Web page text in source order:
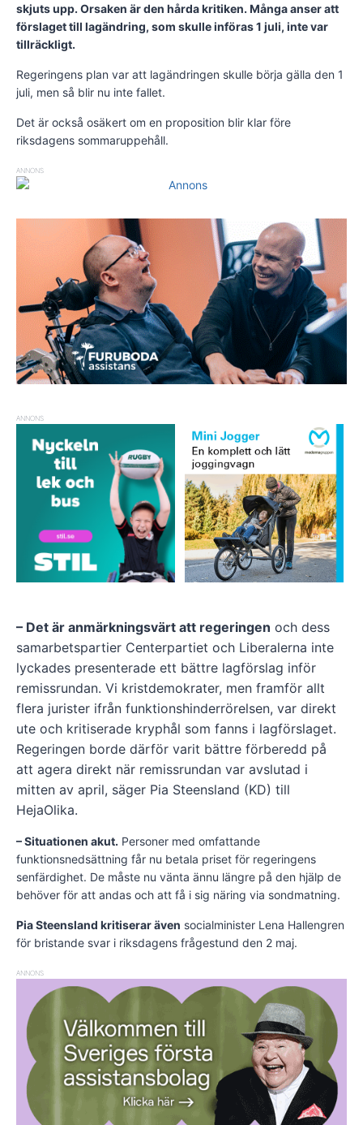
skjuts upp. Orsaken är den hårda kritiken. Många anser att
förslaget till lagändring, som skulle införas 1 juli, inte var
tillräckligt.
Regeringens plan var att lagändringen skulle börja gälla den 1
juli, men så blir nu inte fallet.
Det är också osäkert om en proposition blir klar före
riksdagens sommaruppehåll.
ANNONS
ANNONS
– Det är anmärkningsvärt att regeringen och dess
samarbetspartier Centerpartiet och Liberalerna inte
lyckades presenterade ett bättre lagförslag inför
remissrundan. Vi kristdemokrater, men framför allt
flera jurister ifrån funktionshinderrörelsen, var direkt
ute och kritiserade kryphål som fanns i lagförslaget.
Regeringen borde därför varit bättre förberedd på
att agera direkt när remissrundan var avslutad i
mitten av april, säger Pia Steensland (KD) till
HejaOlika.
– Situationen akut. Personer med omfattande
funktionsnedsättning får nu betala priset för regeringens
senfärdighet. De måste nu vänta ännu längre på den hjälp de
behöver för att andas och att få i sig näring via sondmatning.
Pia Steensland kritiserar även socialminister Lena Hallengren
för bristande svar i riksdagens frågestund den 2 maj.
ANNONS